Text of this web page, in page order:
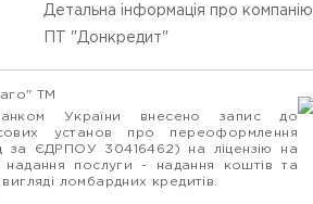
Детальна інформація про компанію
ПТ "Донкредит"
ТМ
України внесено запис до
установ про переоформлення
за ЄДРПОУ 30416462) на ліцензію на
надання послуги - надання коштів та
ломбардних кредитів.